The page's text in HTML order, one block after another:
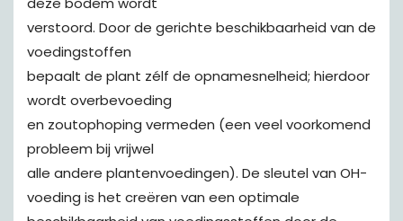
verstoord. Door de gerichte beschikbaarheid van de
voedingstoffen
bepaalt de plant zélf de opnamesnelheid; hierdoor
wordt overbevoeding
en zoutophoping vermeden (een veel voorkomend
probleem bij vrijwel
alle andere plantenvoedingen). De sleutel van OH-
voeding is het creëren van een optimale